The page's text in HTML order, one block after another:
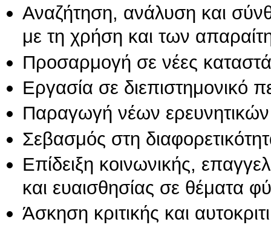
Αναζήτηση, ανάλυση και
με τη χρήση και των
Προσαρμογή σε νέες
Εργασία σε διεπιστημονικό
Παραγωγή νέων
Σεβασμός στη
Επίδειξη κοινωνικής,
και ευαισθησίας σε θέματα
Άσκηση κριτικής και